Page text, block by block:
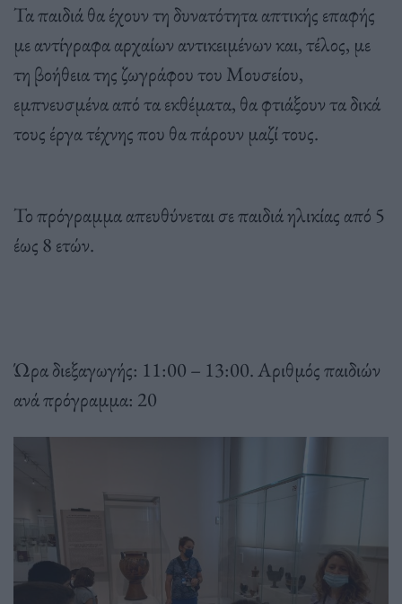
Τα παιδιά θα έχουν τη δυνατότητα απτικής επαφής
με αντίγραφα αρχαίων αντικειμένων και, τέλος, με
τη βοήθεια της ζωγράφου του Μουσείου,
εμπνευσμένα από τα εκθέματα, θα φτιάξουν τα δικά
τους έργα τέχνης που θα πάρουν μαζί τους.
Το πρόγραμμα απευθύνεται σε παιδιά ηλικίας από 5
έως 8 ετών.
Ώρα διεξαγωγής: 11:00 – 13:00. Αριθμός παιδιών
ανά πρόγραμμα: 20